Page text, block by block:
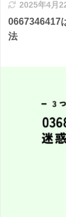
2025年4月
0667346417
法